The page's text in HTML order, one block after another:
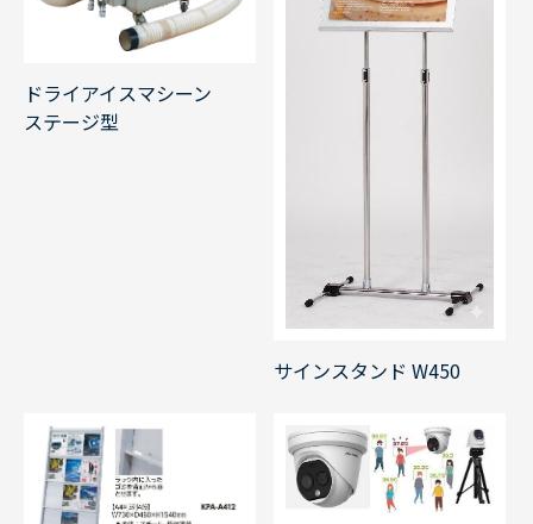
ドライアイスマシーン
ステージ型
サインスタンド W450